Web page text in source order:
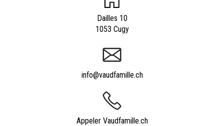
Dailles 10
1053 Cugy
info@vaudfamille.ch
Appeler Vaudfamille.ch